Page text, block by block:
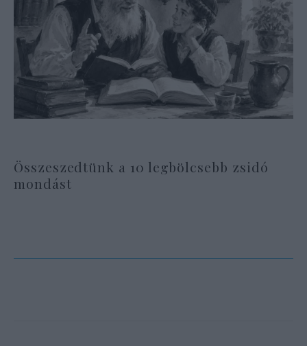
Összeszedtünk a 10 legbölcsebb zsidó
mondást